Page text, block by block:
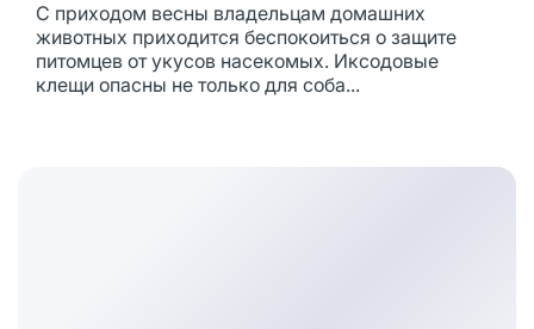
С приходом весны владельцам домашних
животных приходится беспокоиться о защите
питомцев от укусов насекомых. Иксодовые
клещи опасны не только для соба...